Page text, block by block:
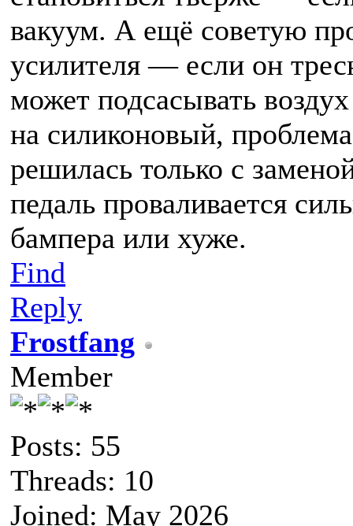
вакуум. А ещё советую
усилителя — если он
может подсасывать
на силиконовый,
решилась только с
педаль проваливается
бампера или хуже.
Find
Reply
Frostfang
Member
Posts: 55
Threads: 10
Joined: May 2026